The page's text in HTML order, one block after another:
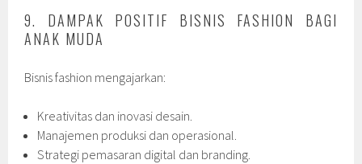
9. DAMPAK POSITIF BISNIS FASHION BAGI
ANAK MUDA
Bisnis fashion mengajarkan:
Kreativitas dan inovasi desain.
Manajemen produksi dan operasional.
Strategi pemasaran digital dan branding.